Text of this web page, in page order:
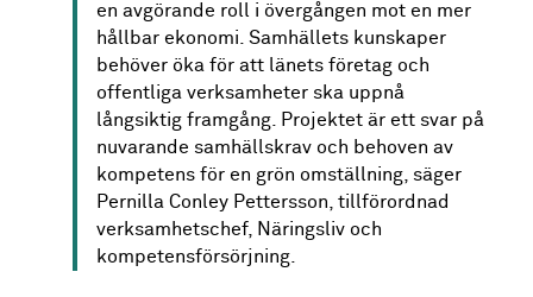
en avgörande roll i övergången mot en mer
hållbar ekonomi. Samhällets kunskaper
behöver öka för att länets företag och
offentliga verksamheter ska uppnå
långsiktig framgång. Projektet är ett svar på
nuvarande samhällskrav och behoven av
kompetens för en grön omställning, säger
Pernilla Conley Pettersson, tillförordnad
verksamhetschef, Näringsliv och
kompetensförsörjning.